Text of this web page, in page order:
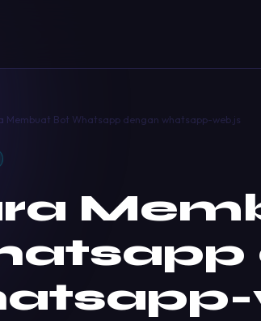
Membuat Bot Whatsapp dengan whatsapp-web.js